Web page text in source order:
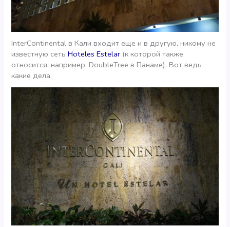
InterContinental в Кали входит еще и в другую, никому не
известную сетьHoteles Estelar (к которой также
относится, например, DoubleTree в Панаме). Вот ведь
какие дела.